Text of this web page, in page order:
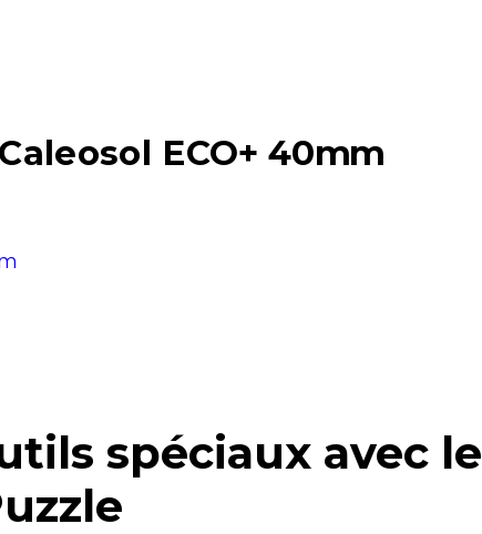
ECO+ 40mm
spéciaux avec le